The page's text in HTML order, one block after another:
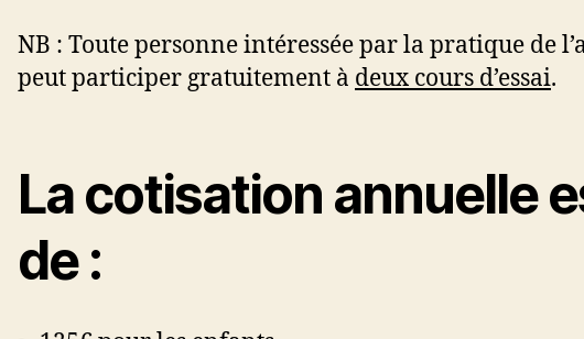
NB : Toute personne intéressée par la pratique de
peut participer gratuitement à deux cours d’essai.
La cotisation annuelle
de :